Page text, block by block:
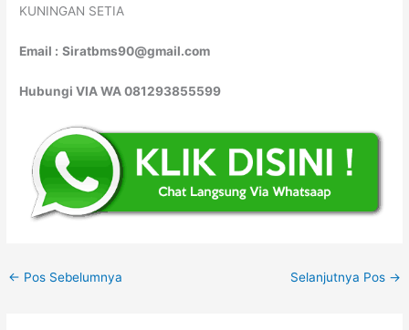
KUNINGAN SETIA
Email : Siratbms90@gmail.com
Hubungi VIA WA 081293855599
← Pos Sebelumnya Selanjutnya Pos →